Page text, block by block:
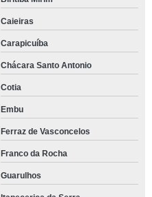
Caieiras
Carapicuíba
Chácara Santo Antonio
Cotia
Embu
Ferraz de Vasconcelos
Franco da Rocha
Guarulhos